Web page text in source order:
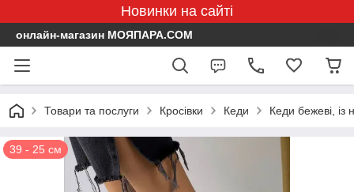
Новинки на сайті
онлайн-магазин МОЯПАРА.COM
Товари та послуги Кросівки Кеди Кеди бежеві, із
39 - 25 см